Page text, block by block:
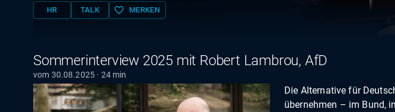
HR TALK favorite_border MERKEN
Sommerinterview 2025 mit Robert Lambrou, AfD
vom 30.08.2025 · 24 min
Die Alternative für
übernehmen – im Bund,